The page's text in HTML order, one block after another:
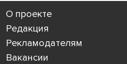
О проекте
Редакция
Рекламодателям
Вакансии